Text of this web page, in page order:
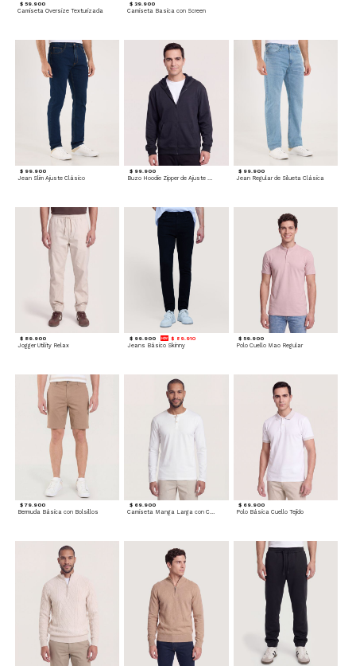
$ 59.900
Camiseta Oversize Texturizada
$ 39.900
Camiseta Basica con Screen
$ 99.900
Jean Slim Ajuste Clásico
$ 99.900
Buzo Hoodie Zipper de Ajuste Cómodo
$ 99.900
Jean Regular de Silueta Clásica
$ 89.900
Jogger Utility Relax
$ 99.900 $ 89.910
Jeans Básico Skinny
$ 59.900
Polo Cuello Mao Regular
$ 79.900
Bermuda Básica con Bolsillos
$ 69.900
Camiseta Manga Larga con Cuello Henley
$ 69.900
Polo Básica Cuello Tejido